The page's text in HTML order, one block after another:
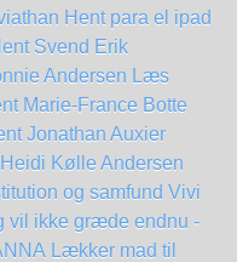
Hent para el ipad
Svend Erik
Andersen Læs
Marie-France Botte
Jonathan Auxier
Kølle Andersen
og samfund Vivi
vil ikke græde endnu -
Lækker mad til